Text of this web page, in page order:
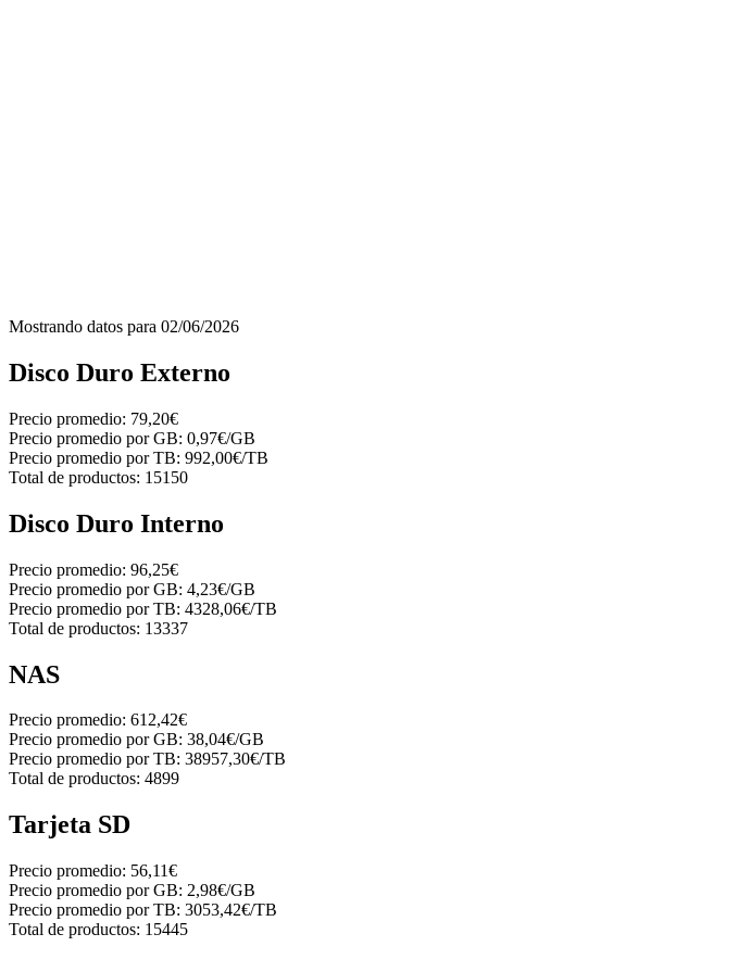
Mostrando datos para 02/06/2026
Disco Duro Externo
Precio promedio: 79,20€
Precio promedio por GB: 0,97€/GB
Precio promedio por TB: 992,00€/TB
Total de productos: 15150
Disco Duro Interno
Precio promedio: 96,25€
Precio promedio por GB: 4,23€/GB
Precio promedio por TB: 4328,06€/TB
Total de productos: 13337
NAS
Precio promedio: 612,42€
Precio promedio por GB: 38,04€/GB
Precio promedio por TB: 38957,30€/TB
Total de productos: 4899
Tarjeta SD
Precio promedio: 56,11€
Precio promedio por GB: 2,98€/GB
Precio promedio por TB: 3053,42€/TB
Total de productos: 15445